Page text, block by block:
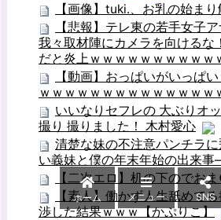
【画像】tuki.、お乳の始まり
【悲報】テレ東の若手女子
我々取材陣にカメラを向けるな
だと炎上ｗｗｗｗｗｗｗｗｗｗ
【動画】おっぱいがいっぱ
ｗｗｗｗｗｗｗｗｗｗｗｗｗｗ
いいなりセフレの 大ぶりオ
撮り 撮りました！ 木村愛心
清楚な妹の不注意パンチラ
い義妹と僕の年末年始の出来
【二次エロ】机の下のでお
【素人】働かず人生舐めて
渉した結果ｗｗｗ【かぷりこ】
ホーム メニュー SNS